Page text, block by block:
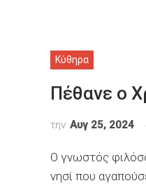
Κύθηρα
Πέθανε ο
την Αυγ 25, 2024
Ο γνωστός
νησί που